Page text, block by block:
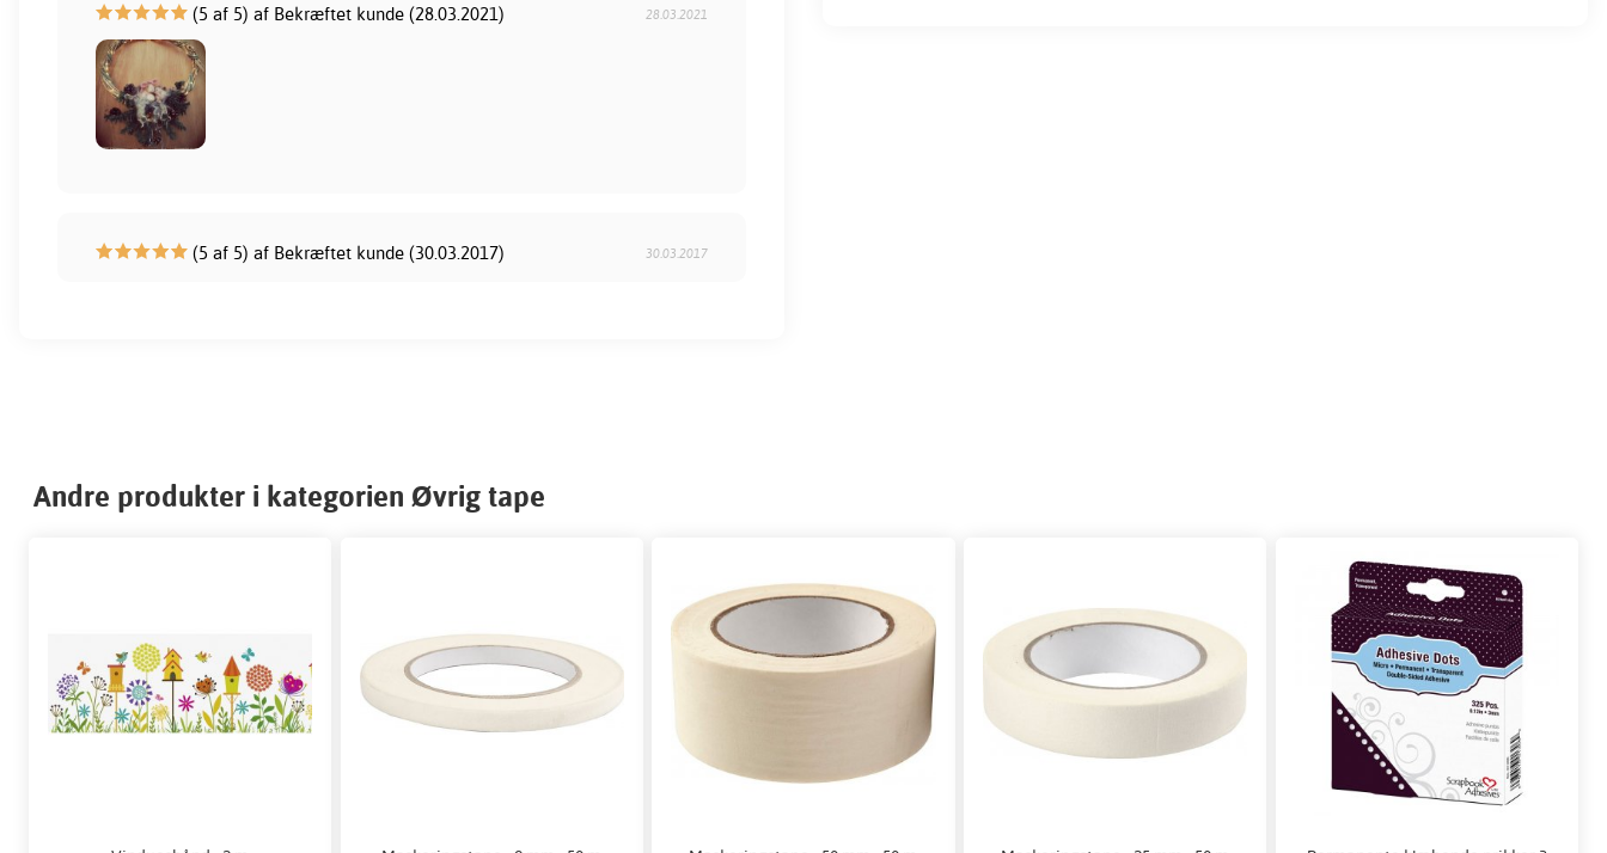
(5 af 5) af Bekræftet kunde (28.03.2021) 28.03.2021
(5 af 5) af Bekræftet kunde (30.03.2017) 30.03.2017
Andre produkter i kategorien Øvrig tape